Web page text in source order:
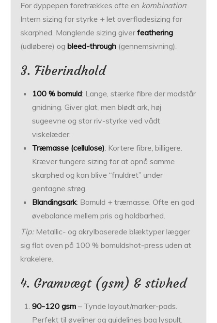
For dyppepen foretrækkes ofte en kombination:
Intern sizing for styrke + let overfladesizing for
skarphed. Manglende sizing giverfeathering
(udløbere) ogbleed-through (gennemsivning).
3. Fiberindhold
100 % bomuld: Lange, stærke fibre der modstår
gnidning. Giver glat, men blødt ark, høj
sugeevne og stor riv-styrke ved vådt
viskelæder.
Træmasse (cellulose): Kortere fibre, billigere.
Kræver tungere sizing for at opnå samme
skarphed og kan blive “fnuldret” under
gentagne strøg.
Blandingsark: Bomuld + træmasse. Ofte en god
øvebalance mellem pris og holdbarhed.
Tip:Metallic- og akrylbaserede blæktyper lægger
sig flot oven på 100 % bomuldshot-press uden at
krakelere.
4. Gramvægt (gsm) & stivhed
90-120 gsm – Tynde layout/marker-pads.
Perfekt til øveliner og guidelines bag lyspult,